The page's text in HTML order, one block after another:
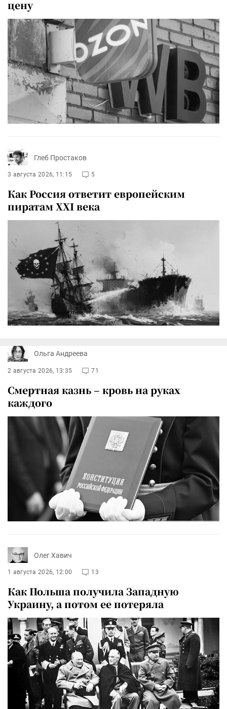
цену
Глеб Простаков
3 августа 2026, 11:15 5
Как Россия ответит европейским
пиратам XXI века
Ольга Андреева
2 августа 2026, 13:35 71
Смертная казнь – кровь на руках
каждого
Олег Хавич
1 августа 2026, 12:00 13
Как Польша получила Западную
Украину, а потом ее потеряла